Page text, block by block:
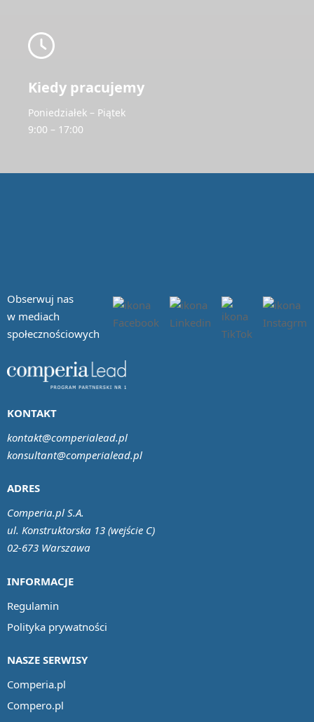
Kiedy pracujemy
Poniedziałek – Piątek
9:00 – 17:00
Obserwuj nas
w mediach
społecznościowych
INFORMACJE
Regulamin
Polityka prywatności
NASZE SERWISY
Comperia.pl
Compero.pl
ADRES
Comperia.pl S.A.
ul. Konstruktorska 13 (wejście C)
02-673 Warszawa
KONTAKT
kontakt@comperialead.pl
konsultant@comperialead.pl